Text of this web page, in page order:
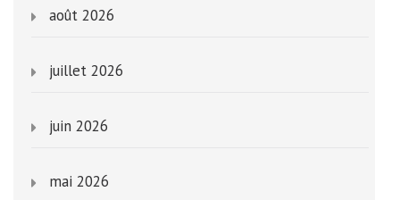
août 2026
juillet 2026
juin 2026
mai 2026